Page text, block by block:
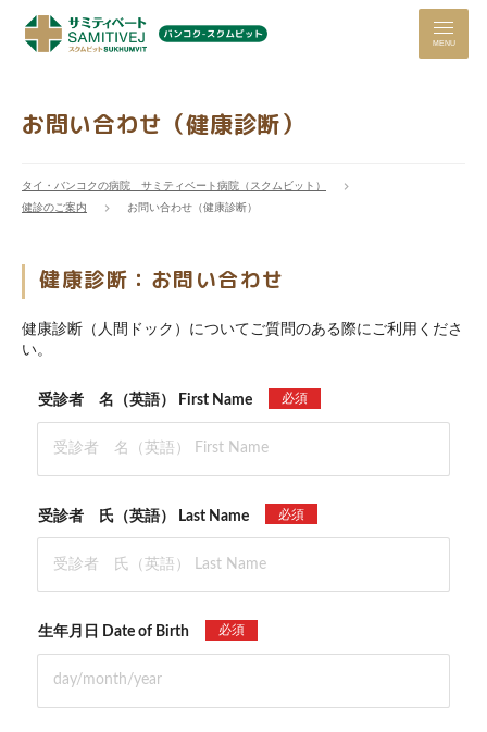
MENU
お問い合わせ（健康診断）
タイ・バンコクの病院 サミティベート病院（スクムビット）
健診のご案内
お問い合わせ（健康診断）
健康診断：お問い合わせ
健康診断（人間ドック）についてご質問のある際にご利用くださ
い。
受診者 名（英語） First Name 必須
受診者 氏（英語） Last Name 必須
生年月日 Date of Birth 必須